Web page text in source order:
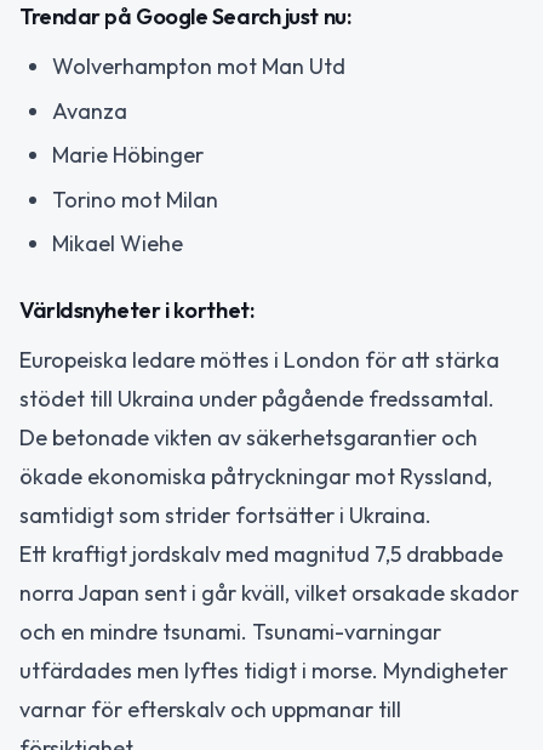
Trendar på Google Search just nu:
Wolverhampton mot Man Utd
Avanza
Marie Höbinger
Torino mot Milan
Mikael Wiehe
Världsnyheter i korthet:
Europeiska ledare möttes i London för att stärka
stödet till Ukraina under pågående fredssamtal.
De betonade vikten av säkerhetsgarantier och
ökade ekonomiska påtryckningar mot Ryssland,
samtidigt som strider fortsätter i Ukraina.
Ett kraftigt jordskalv med magnitud 7,5 drabbade
norra Japan sent i går kväll, vilket orsakade skador
och en mindre tsunami. Tsunami-varningar
utfärdades men lyftes tidigt i morse. Myndigheter
varnar för efterskalv och uppmanar till